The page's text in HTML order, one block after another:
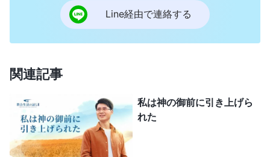
遠のいのちを得られるように。登場人物の言うこと
はどれも真実で、現実を反映してた。初耳のことば
えられるんだ？ どこから得たんだろう？ する
ーンがあったんだ。力と権威に満ちていて、それま
で聞いたことのない内容だ。もっと聞いて調べたい
と思った。見終わったあと、僕らは
Line経由で連絡する
関連記事
私は神の御前に引き上げら
れた